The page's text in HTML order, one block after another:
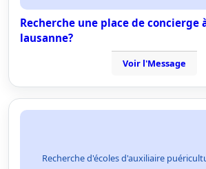
Recherche une place de concierge
lausanne?
Voir l'Message
Recherche d'écoles d'auxiliaire